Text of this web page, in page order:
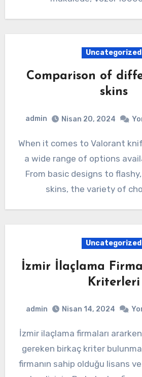
Uncategorized
Comparison of
skins
admin Nisan 20, 2024
When it comes to Valorant knife prices, there is
a wide range of options
From basic designs to
skins, the variety of
Uncategorized
İzmir İlaçlama
Kriterleri
admin Nisan 14, 2024
İzmir ilaçlama firmaları ararken dikkate almanız
gereken birkaç kriter
firmanın sahip olduğu lisans